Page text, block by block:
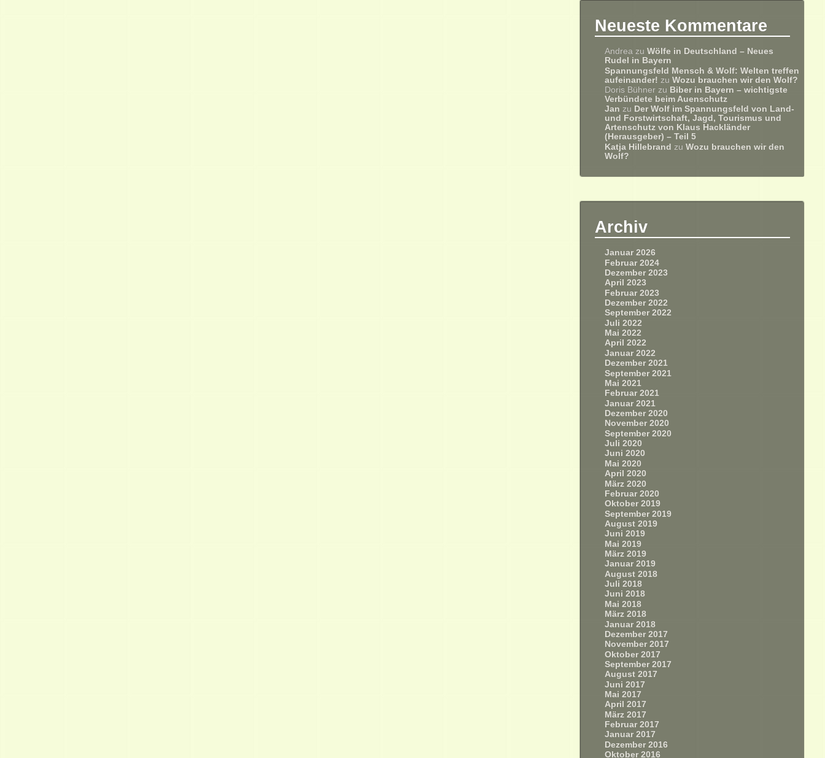
Neueste Kommentare
Andrea zuWölfe in Deutschland – Neues
Rudel in Bayern
Spannungsfeld Mensch & Wolf: Welten treffen
aufeinander! zuWozu brauchen wir den Wolf?
Doris Bühner zu Biber in Bayern – wichtigste
Verbündete beim Auenschutz
Jan zu Der Wolf im Spannungsfeld von Land-
und Forstwirtschaft, Jagd, Tourismus und
Artenschutz von Klaus Hackländer
(Herausgeber) – Teil 5
Katja Hillebrand zuWozu brauchen wir den
Wolf?
Archiv
Januar 2026
Februar 2024
Dezember 2023
April 2023
Februar 2023
Dezember 2022
September 2022
Juli 2022
Mai 2022
April 2022
Januar 2022
Dezember 2021
September 2021
Mai 2021
Februar 2021
Januar 2021
Dezember 2020
November 2020
September 2020
Juli 2020
Juni 2020
Mai 2020
April 2020
März 2020
Februar 2020
Oktober 2019
September 2019
August 2019
Juni 2019
Mai 2019
März 2019
Januar 2019
August 2018
Juli 2018
Juni 2018
Mai 2018
März 2018
Januar 2018
Dezember 2017
November 2017
Oktober 2017
September 2017
August 2017
Juni 2017
Mai 2017
April 2017
März 2017
Februar 2017
Januar 2017
Dezember 2016
Oktober 2016